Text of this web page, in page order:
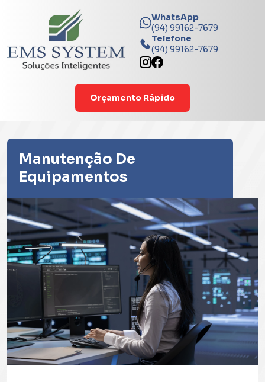
WhatsApp
(94) 99162-7679
Telefone
(94) 99162-7679
Orçamento Rápido
Manutenção De
Equipamentos